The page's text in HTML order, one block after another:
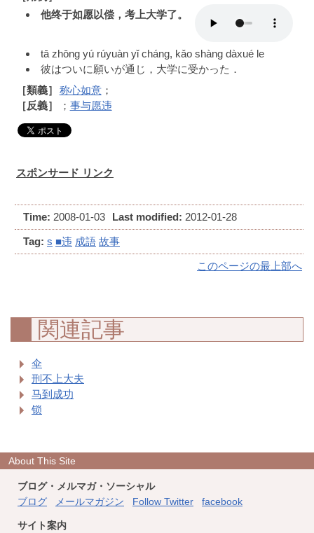
他终于如愿以偿，考上大学了。
tā zhōng yú rúyuàn yǐ cháng, kǎo shàng dàxué le
彼はついに願いが通じ，大学に受かった．
［類義］
称心如意；
［反義］
； 事与愿违
スポンサード リンク
Time: 2008-01-03 Last modified: 2012-01-28
Tag: s ■违 成語 故事
このページの最上部へ
関連記事
伞
刑不上大夫
马到成功
锁
About This Site
ブログ・メルマガ・ソーシャル
ブログ
メールマガジン Follow Twitter facebook
サイト案内